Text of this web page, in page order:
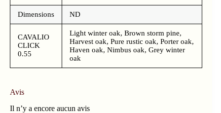
Dimensions ND
CAVALIO
CLICK
0.55
Light winter oak, Brown storm pine,
Harvest oak, Pure rustic oak, Porter oak,
Haven oak, Nimbus oak, Grey winter
oak
Avis
Il n’y a encore aucun avis